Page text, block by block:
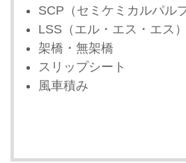
SCP（セミケミカルパルプ
LSS（エル・エス・エス）
架橋・無架橋
スリップシート
風車積み